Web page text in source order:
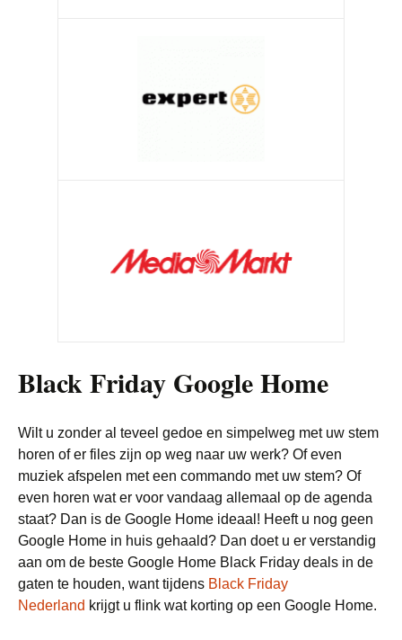
Black Friday Google Home
Wilt u zonder al teveel gedoe en simpelweg met uw stem
horen of er files zijn op weg naar uw werk? Of even
muziek afspelen met een commando met uw stem? Of
even horen wat er voor vandaag allemaal op de agenda
staat? Dan is de Google Home ideaal! Heeft u nog geen
Google Home in huis gehaald? Dan doet u er verstandig
aan om de beste Google Home Black Friday deals in de
gaten te houden, want tijdens Black Friday
Nederland krijgt u flink wat korting op een Google Home.